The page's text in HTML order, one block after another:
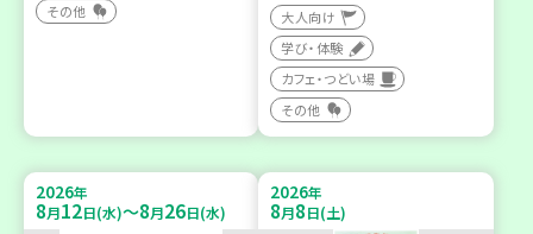
その他
大人向け
学び・体験
カフェ・つどい場
その他
2026年
8月12日(水)～8月26日(水)
2026年
8月8日(土)